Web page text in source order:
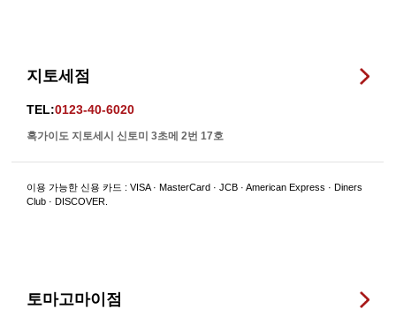
지토세점
TEL:0123-40-6020
혹가이도 지토세시 신토미 3초메 2번 17호
이용 가능한 신용 카드 : VISA · MasterCard · JCB · American Express · Diners
Club · DISCOVER.
토마고마이점